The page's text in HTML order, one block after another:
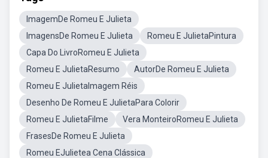
ImagemDe Romeu E Julieta
ImagensDe Romeu E Julieta
Romeu E JulietaPintura
Capa Do LivroRomeu E Julieta
Romeu E JulietaResumo
AutorDe Romeu E Julieta
Romeu E JulietaImagem Réis
Desenho De Romeu E JulietaPara Colorir
Romeu E JulietaFilme
Vera MonteiroRomeu E Julieta
FrasesDe Romeu E Julieta
Romeu EJulietea Cena Clássica